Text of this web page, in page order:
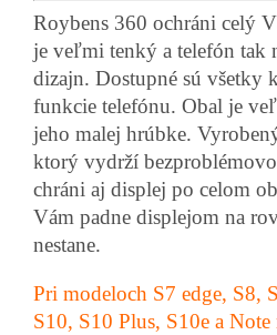
Roybens 360 ochráni celý
je veľmi tenký a telefón tak
dizajn. Dostupné sú všetky
funkcie telefónu. Obal je
jeho malej hrúbke.
ktorý vydrží
chráni aj displej po celom
Vám padne displejom na
nestane.
Pri modeloch S7 edge, S8,
S10, S10 Plus, S10e a